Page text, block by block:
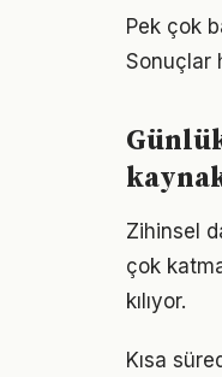
Pek çok
Sonuçlar
Zihinsel
çok
kılıyor.
Kısa